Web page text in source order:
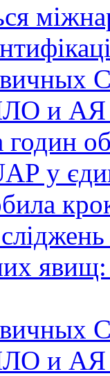
и
годин
у
и